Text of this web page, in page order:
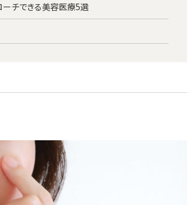
ーチできる美容医療5選